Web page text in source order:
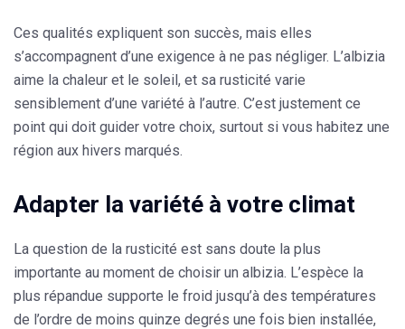
Ces qualités expliquent son succès, mais elles
s’accompagnent d’une exigence à ne pas négliger. L’albizia
aime la chaleur et le soleil, et sa rusticité varie
sensiblement d’une variété à l’autre. C’est justement ce
point qui doit guider votre choix, surtout si vous habitez une
région aux hivers marqués.
Adapter la variété à votre climat
La question de la rusticité est sans doute la plus
importante au moment de choisir un albizia. L’espèce la
plus répandue supporte le froid jusqu’à des températures
de l’ordre de moins quinze degrés une fois bien installée,